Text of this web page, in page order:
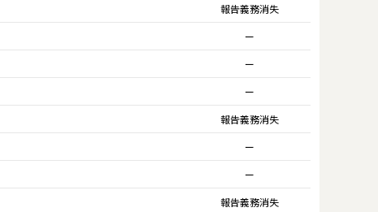
報告義務消失
ー
ー
ー
報告義務消失
ー
ー
報告義務消失